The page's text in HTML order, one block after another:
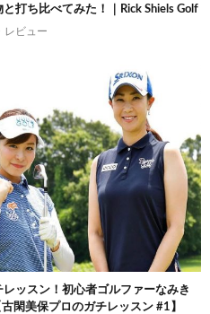
打ち比べてみた！｜Rick Shiels Golf
レビュー
ッスン！初心者ゴルファーなみき
閑美保プロのガチレッスン #1】